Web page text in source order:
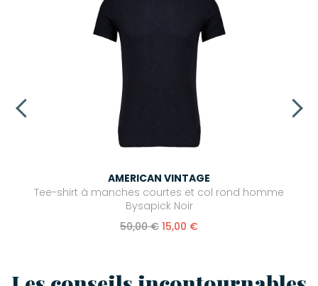
AMERICAN VINTAGE
Tee-shirt à manches courtes et col rond homme
Bysapick Noir
50,00 € 15,00 €